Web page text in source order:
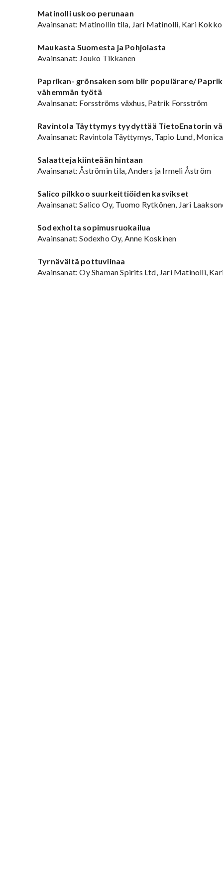
Matinolli uskoo perunaan
Avainsanat: Matinollin tila, Jari Matinolli, Kari Kokko
Maukasta Suomesta ja Pohjolasta
Avainsanat: Jouko Tikkanen
Paprikan- grönsaken som blir populärare/
vähemmän työtä
Avainsanat: Forsströms växhus, Patrik Forsström
Ravintola Täyttymys tyydyttää TietoEnatorin
Avainsanat: Ravintola Täyttymys, Tapio Lund,
Salaatteja kiinteään hintaan
Avainsanat: Åströmin tila, Anders ja Irmeli Åström
Salico pilkkoo suurkeittiöiden kasvikset
Avainsanat: Salico Oy, Tuomo Rytkönen, Jari
Sodexholta sopimusruokailua
Avainsanat: Sodexho Oy, Anne Koskinen
Tyrnävältä pottuviinaa
Avainsanat: Oy Shaman Spirits Ltd, Jari Matinolli,